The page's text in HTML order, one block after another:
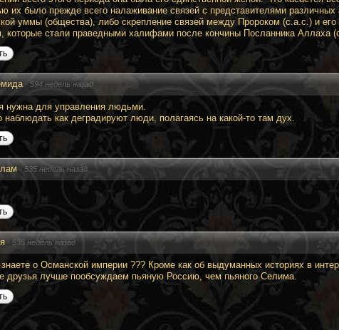
их было прежде всего налаживание связей с представителями
уммы (общества), либо скрепление связей между Пророком (с.а.с.) и
которые стали праведными халифами после кончины Посланника Аллаха
·594 недель назад
нужна для управления людьми.
как деградируют люди, полагаясь на какой-то там дух.
·535 недель назад
· 535 недель назад
о Османской империи ??? Кроме как об выдуманных историях в
друзья лучше пообсуждаем пьяную Россию, чем пьяного Селима.